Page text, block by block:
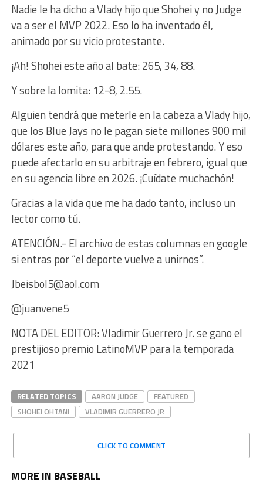
Nadie le ha dicho a Vlady hijo que Shohei y no Judge
va a ser el MVP 2022. Eso lo ha inventado él,
animado por su vicio protestante.
¡Ah! Shohei este año al bate: 265, 34, 88.
Y sobre la lomita: 12-8, 2.55.
Alguien tendrá que meterle en la cabeza a Vlady hijo,
que los Blue Jays no le pagan siete millones 900 mil
dólares este año, para que ande protestando. Y eso
puede afectarlo en su arbitraje en febrero, igual que
en su agencia libre en 2026. ¡Cuídate muchachón!
Gracias a la vida que me ha dado tanto, incluso un
lector como tú.
ATENCIÓN.- El archivo de estas columnas en google
si entras por “el deporte vuelve a unirnos”.
Jbeisbol5@aol.com
@juanvene5
NOTA DEL EDITOR: Vladimir Guerrero Jr. se gano el
prestijioso premio LatinoMVP para la temporada
2021
RELATED TOPICS AARON JUDGE
FEATURED
SHOHEI OHTANI
VLADIMIR GUERRERO JR
CLICK TO COMMENT
MORE IN BASEBALL